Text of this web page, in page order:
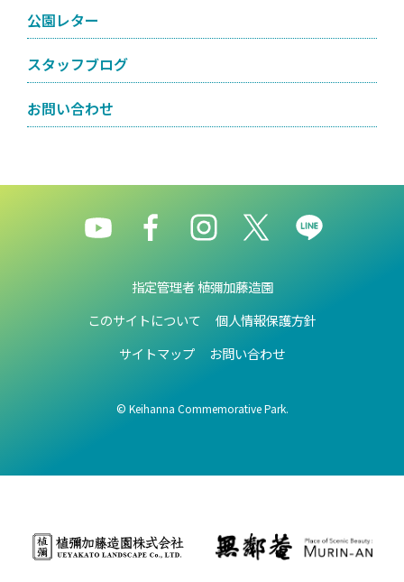
公園レター
スタッフブログ
お問い合わせ
指定管理者 植彌加藤造園
このサイトについて
個人情報保護方針
サイトマップ
お問い合わせ
© Keihanna Commemorative Park.